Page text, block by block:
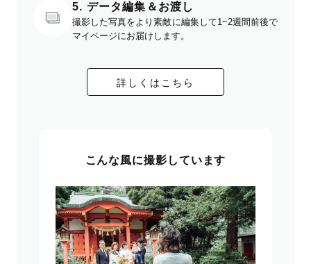
5. データ編集＆お渡し
撮影した写真をより素敵に編集して1~2週間前後で
マイページにお届けします。
詳しくはこちら
こんな風に撮影しています